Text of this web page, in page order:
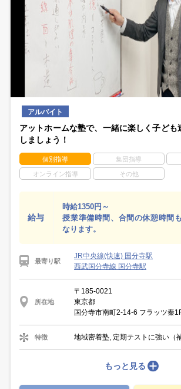
アルバイト
アットホームな塾で、一緒に楽しく子ども
しましょう！
個別指導 集団指導
オンライン指導 その他
給与
時給1350円～
授業準備時間、合間の休憩時間
なります。
最寄り駅
JR中央線(快速) 国分寺駅
西武国分寺線 国分寺駅
所在地
〒185-0021
東京都
国分寺市南町2-14-6 フラッツ秦
特徴 地域密着塾, 定期テストに強い（
もっと見る